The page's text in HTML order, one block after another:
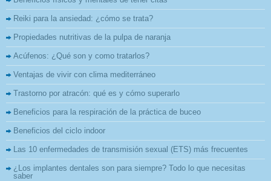
Reiki para la ansiedad: ¿cómo se trata?
Propiedades nutritivas de la pulpa de naranja
Acúfenos: ¿Qué son y como tratarlos?
Ventajas de vivir con clima mediterráneo
Trastorno por atracón: qué es y cómo superarlo
Beneficios para la respiración de la práctica de buceo
Beneficios del ciclo indoor
Las 10 enfermedades de transmisión sexual (ETS) más frecuentes
¿Los implantes dentales son para siempre? Todo lo que necesitas
saber